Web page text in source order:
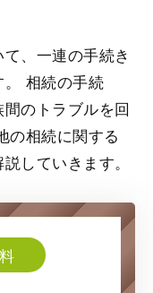
、一連の手続き
相続の手続
のトラブルを回
の相続に関する
していきます。